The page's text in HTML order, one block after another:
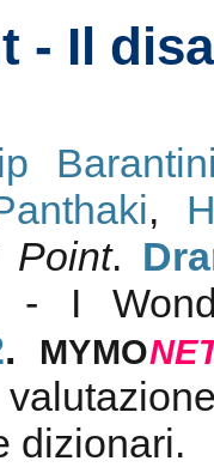
- Il
,
Point.
- I
. MYMONE
dizionari.